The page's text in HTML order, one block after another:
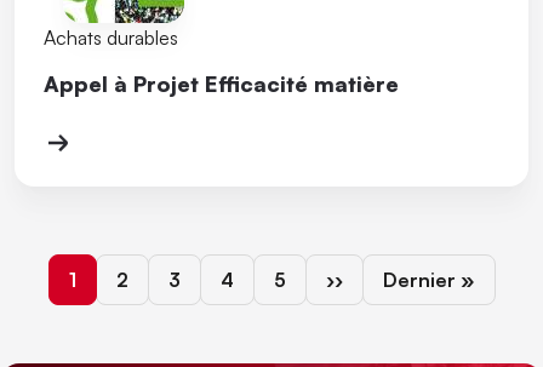
Achats durables
Appel à Projet Efficacité matière
Page courante
1 Page
2 Page
3 Page
4 Page
5 Page suivante
›› Dernière page
Dernier »